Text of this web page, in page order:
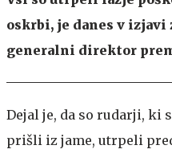
oskrbi, je danes v izjavi
generalni direktor
Dejal je, da so rudarji, ki
prišli iz jame, utrpeli